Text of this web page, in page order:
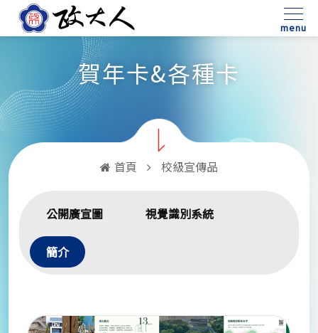
menu
賀年卡&各種卡
首頁 校級宣傳品
公開廣宣圖 視覺識別系統
簡介